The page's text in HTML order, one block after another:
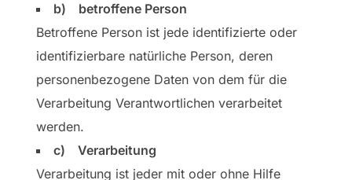
b) betroffene Person
Betroffene Person ist jede identifizierte oder
identifizierbare natürliche Person, deren
personenbezogene Daten von dem für die
Verarbeitung Verantwortlichen verarbeitet
werden.
c) Verarbeitung
Verarbeitung ist jeder mit oder ohne Hilfe